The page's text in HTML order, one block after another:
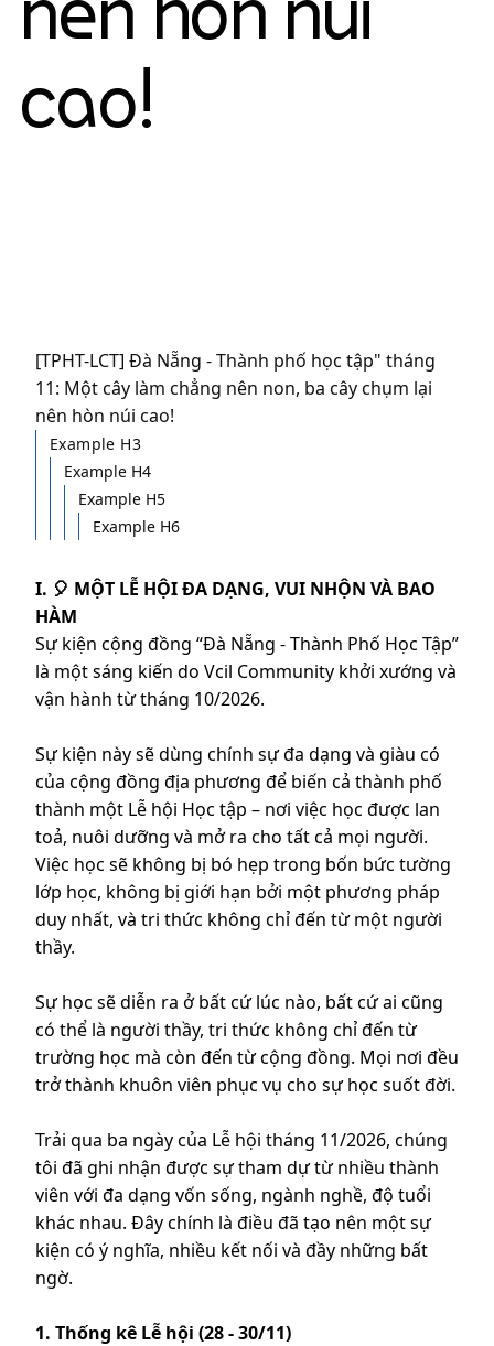
nên hòn núi
cao!
[TPHT-LCT] Đà Nẵng - Thành phố học tập" tháng
11: Một cây làm chẳng nên non, ba cây chụm lại
nên hòn núi cao!
Example H3
Example H4
Example H5
Example H6
I. 🎈 MỘT LỄ HỘI ĐA DẠNG, VUI NHỘN VÀ BAO
HÀM
Sự kiện cộng đồng “Đà Nẵng - Thành Phố Học Tập”
là một sáng kiến do Vcil Community khởi xướng và
vận hành từ tháng 10/2026.
Sự kiện này sẽ dùng chính sự đa dạng và giàu có
của cộng đồng địa phương để biến cả thành phố
thành một Lễ hội Học tập – nơi việc học được lan
toả, nuôi dưỡng và mở ra cho tất cả mọi người.
Việc học sẽ không bị bó hẹp trong bốn bức tường
lớp học, không bị giới hạn bởi một phương pháp
duy nhất, và tri thức không chỉ đến từ một người
thầy.
Sự học sẽ diễn ra ở bất cứ lúc nào, bất cứ ai cũng
có thể là người thầy, tri thức không chỉ đến từ
trường học mà còn đến từ cộng đồng. Mọi nơi đều
trở thành khuôn viên phục vụ cho sự học suốt đời.
Trải qua ba ngày của Lễ hội tháng 11/2026, chúng
tôi đã ghi nhận được sự tham dự từ nhiều thành
viên với đa dạng vốn sống, ngành nghề, độ tuổi
khác nhau. Đây chính là điều đã tạo nên một sự
kiện có ý nghĩa, nhiều kết nối và đầy những bất
ngờ.
1. Thống kê Lễ hội (28 - 30/11)